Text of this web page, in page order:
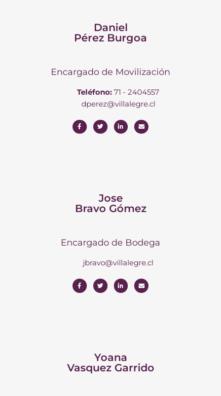
Daniel
Pérez Burgoa
Encargado de Movilización
Teléfono: 71 - 2404557
dperez@villalegre.cl
Jose
Bravo Gómez
Encargado de Bodega
jbravo@villalegre.cl
Yoana
Vasquez Garrido